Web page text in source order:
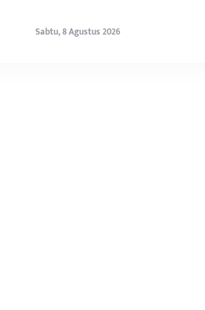
Sabtu, 8 Agustus 2026